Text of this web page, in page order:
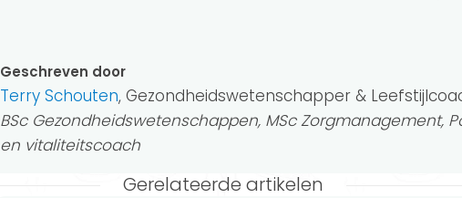
Geschreven door
Terry Schouten, Gezondheidswetenschapper &
BSc Gezondheidswetenschappen, MSc Zorgmanagement,
en vitaliteitscoach
Gerelateerde artikelen